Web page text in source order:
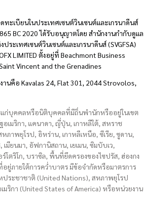
ทะเบียนในประเทศเซนต์วินเซนต์และเกรนาดีนส์
BC 2020 ได้รับอนุญาตโดย สำนักงานกำกับดูแล
ประเทศเซนต์วินเซนต์และเกรนาดีนส์ (SVGFSA)
LIMITED ตั้งอยู่ที่ Beachmont Business
Vincent and the Grenadines
านคือ Kavalas 24, Flat 301, 2044 Strovolos,
รแก่บุคคลหรือนิติบุคคลที่มีถิ่นพำนักหรืออยู่ในเขต
เมริกา, แคนาดา, ญี่ปุ่น, เกาหลีใต้, สหราช
ภาพยุโรป, อิหร่าน, เกาหลีเหนือ, ซีเรีย, ซูดาน,
เมียนมา, อัฟกานิสถาน, เยเมน, ซิมบับเว,
ร์โตริโก, บราซิล, พื้นที่ยึดครองของไซปรัส, ฮ่องกง
อยู่ภายใต้การคว่ำบาตร มีข้อจำกัดหรือมาตรการ
ระชาชาติ (United Nations), สหภาพยุโรป
มริกา (United States of America) หรือหน่วยงาน